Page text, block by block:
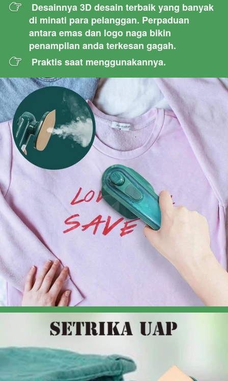
Desainnya 3D desain terbaik yang banyak
di minati para pelanggan. Perpaduan
antara emas dan logo naga bikin
penampilan anda terkesan gagah.
Praktis saat menggunakannya.